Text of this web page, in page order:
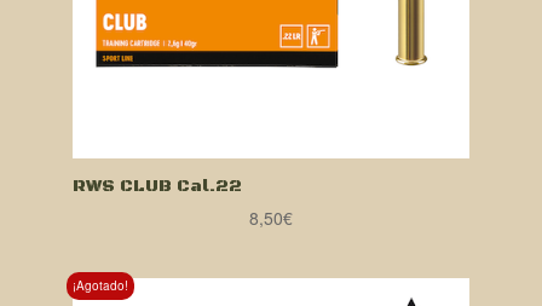
RWS CLUB Cal.22
8,50€
¡Agotado!